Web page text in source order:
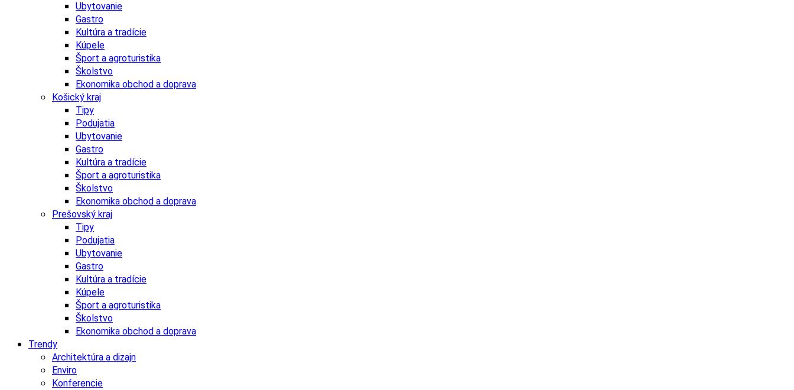
Ubytovanie
Gastro
Kultúra a tradície
Kúpele
Šport a agroturistika
Školstvo
Ekonomika obchod a doprava
Košický kraj
Tipy
Podujatia
Ubytovanie
Gastro
Kultúra a tradície
Šport a agroturistika
Školstvo
Ekonomika obchod a doprava
Prešovský kraj
Tipy
Podujatia
Ubytovanie
Gastro
Kultúra a tradície
Kúpele
Šport a agroturistika
Školstvo
Ekonomika obchod a doprava
Trendy
Architektúra a dizajn
Enviro
Konferencie